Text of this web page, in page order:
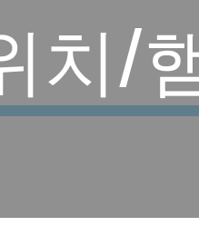
치/